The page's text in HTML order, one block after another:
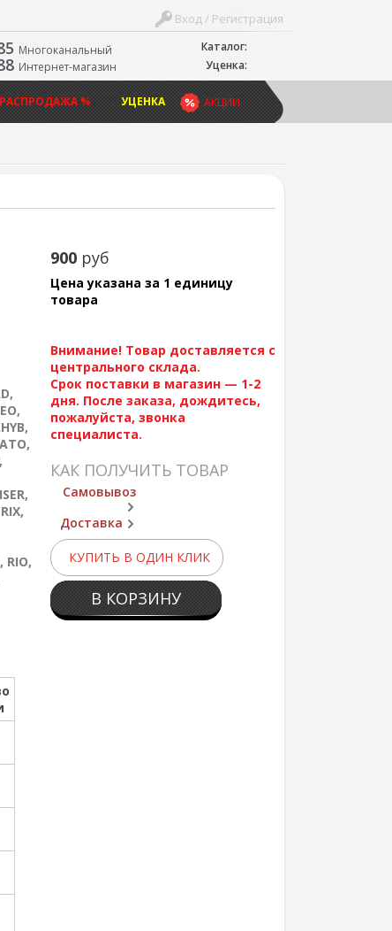
Каталог:
Уценка:
Вход / Регистрация
Многоканальный
Интернет-магазин
АКЦИИ
% УЦЕНКА
900 руб
Цена указана за 1 единицу
товара
Внимание! Товар доставляется с
центрального склада.
Срок поставки в магазин — 1-2
дня. После заказа, дождитесь,
пожалуйста, звонка
специалиста.
КАК ПОЛУЧИТЬ ТОВАР
Самовывоз
Доставка
КУПИТЬ В ОДИН КЛИК
В КОРЗИНУ
RIO,